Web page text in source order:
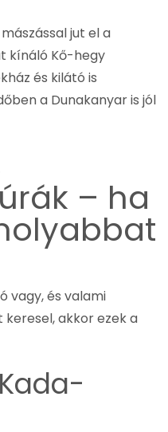
jut el a
kínáló Kő-hegy
és kilátó is
a Dunakanyar is jól
– ha
vagy, és valami
akkor ezek a